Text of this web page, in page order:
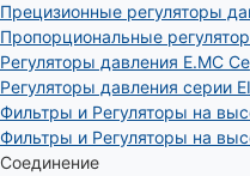
Прецизионные регуляторы
Пропорциональные
Регуляторы давления E.MC
Регуляторы давления серии
Фильтры и Регуляторы на
Фильтры и Регуляторы на
Соединение